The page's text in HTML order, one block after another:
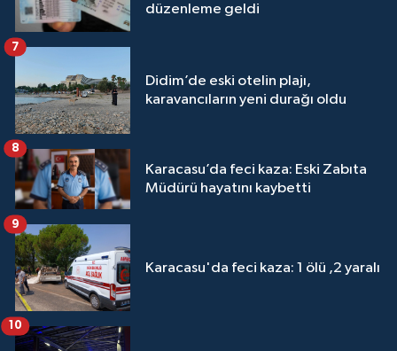
düzenleme geldi
Didim’de eski otelin plajı,
karavancıların yeni durağı oldu
7
Karacasu’da feci kaza: Eski Zabıta
Müdürü hayatını kaybetti
8
Karacasu'da feci kaza: 1 ölü ,2 yaralı
9
10